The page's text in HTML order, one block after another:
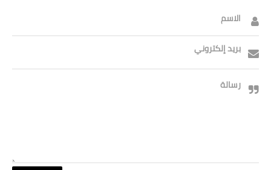
الاسم
بريد إلكتروني
رسالة